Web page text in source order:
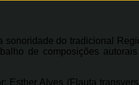
sonoridade do tradicional
de composições
Esther Alves (Flauta